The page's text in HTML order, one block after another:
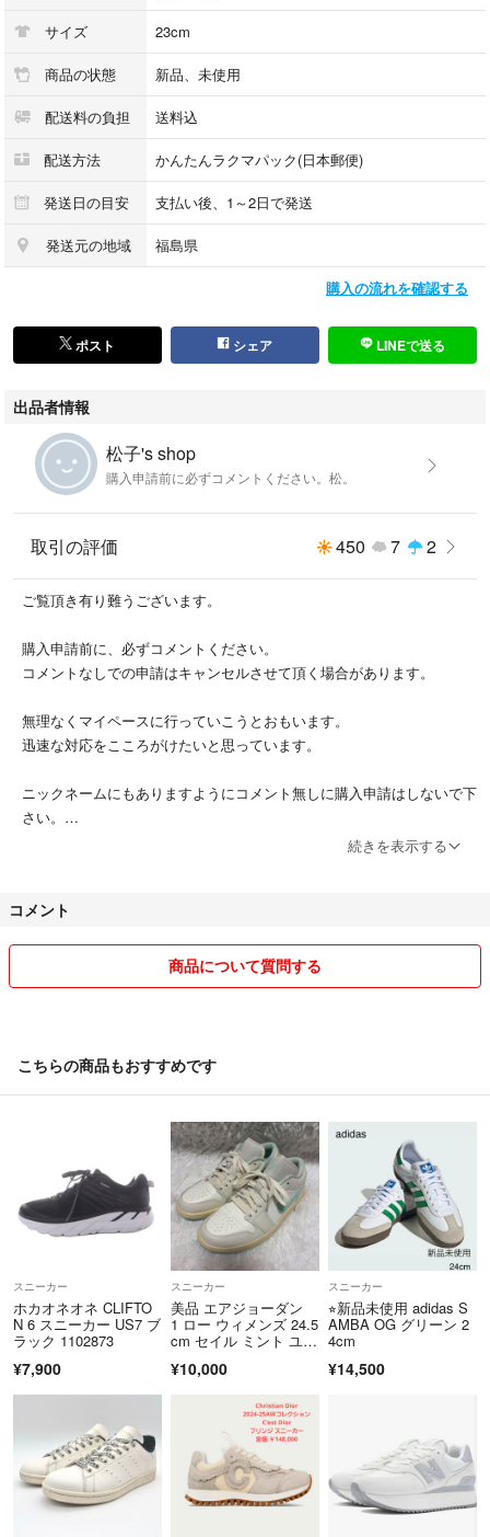
サイズ 23cm
商品の状態 新品、未使用
配送料の負担 送料込
配送方法 かんたんラクマパック(日本郵便)
発送日の目安 支払い後、1～2日で発送
発送元の地域 福島県
購入の流れを確認する
ポスト シェア LINEで送る
出品者情報
松子's shop
購入申請前に必ずコメントください。松。
取引の評価 450 7 2
ご覧頂き有り難うございます。
購入申請前に、必ずコメントください。
コメントなしでの申請はキャンセルさせて頂く場合があります。
無理なくマイペースに行っていこうとおもいます。
迅速な対応をこころがけたいと思っています。
ニックネームにもありますようにコメント無しに購入申請はしないで下
さい。
価格の変更や在庫の確認の不手際でご迷惑をお掛けして購入者様の気分
確認不足により外装のテープに異物が付着してしまう可能性がありま
ます。
○簡易包装についてですがリユースを基
本としています。
【ビニール類はアルコール処理を行って
※キレイなモノは基本再利用をモッ
トーにし、出来るだけ使用したしま
す。
ご了承下さい。
○コメント返信が遅れてご迷惑をお掛け
続きを表示する
コメント
商品について質問する
こちらの商品もおすすめです
スニーカー
ホカオネオネ CLIFTO
N 6 スニーカー US7 ブ
ラック 1102873
¥7,900
スニーカー
美品 エアジョーダン
1 ロー ウィメンズ 24.5
cm セイル ミント ユニ
¥10,000
スニーカー
⭐︎新品未使用 adidas S
AMBA OG グリーン 2
4cm
¥14,500